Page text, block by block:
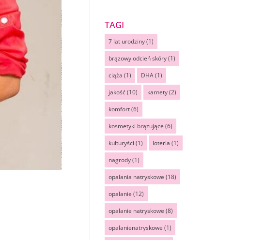
TAGI
7 lat urodziny(1)
brązowy odcień skóry(1)
ciąża (1) DHA(1)
jakość(10) karnety(2)
komfort(6)
kosmetyki brązujące (6)
kulturyści (1) loteria (1)
nagrody(1)
opalania natryskowe (18)
opalanie (12)
opalanie natryskowe (8)
opalanienatryskowe (1)